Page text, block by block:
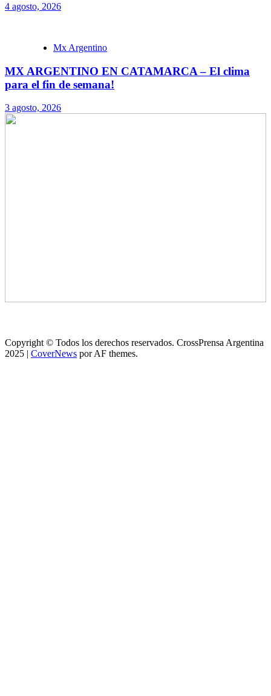
4 agosto, 2026
Mx Argentino
MX ARGENTINO EN CATAMARCA – El clima
para el fin de semana!
3 agosto, 2026
Copyright © Todos los derechos reservados. CrossPrensa Argentina
2025 | CoverNews por AF themes.